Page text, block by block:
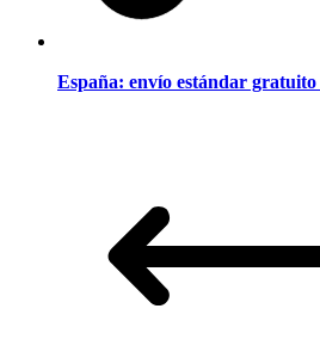
España: envío estándar gratuito